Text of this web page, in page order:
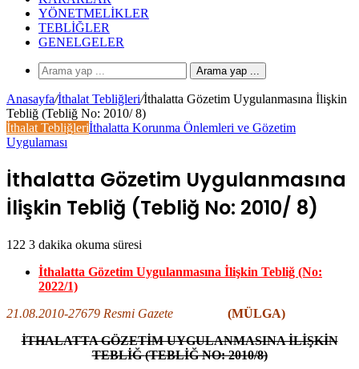
YÖNETMELIKLER
TEBLIĞLER
GENELGELER
Arama yap ...
Anasayfa/İthalat Tebliğleri/İthalatta Gözetim Uygulanmasına İlişkin
Tebliğ (Tebliğ No: 2010/ 8)
İthalat Tebliğleriİthalatta Korunma Önlemleri ve Gözetim
Uygulaması
İthalatta Gözetim Uygulanmasına
İlişkin Tebliğ (Tebliğ No: 2010/ 8)
122 3 dakika okuma süresi
İthalatta Gözetim Uygulanmasına İlişkin Tebliğ (No:
2022/1)
21.08.2010-27679 Resmi Gazete (MÜLGA)
İTHALATTA GÖZETİM UYGULANMASINA İLİŞKİN
TEBLİĞ(TEBLİĞ NO: 2010/8)